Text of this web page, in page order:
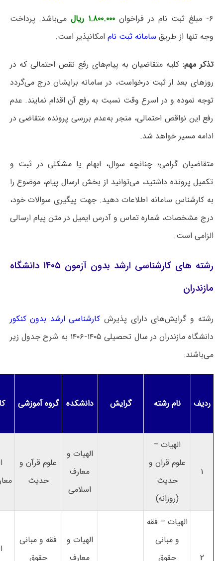
۶- مبلغ ثبت نام در فراخوان ۱.۸۰۰.۰۰۰ ریال
می‌باشد. پرداخت
وجه تنها از طریق سامانه ثبت نام امکانپذیر است.
تذکر مهم: کلیه متقاضیان به پیام‌های رفع نقص احتمالی که در
روزهای بعد از ثبت درخواست، در سامانه برایشان درج می‌گردد
توجه نموده و در اسرع وقت نسبت به رفع آن اقدام نمایند. عدم
رفع این نواقص احتمالی، منجر به‌عدم بررسی پرونده متقاضی در
ادامه مسیر خواهد شد.
متقاضیان گرامی؛ چنانچه سوال، ابهام یا مشکلی در ثبت و
تکمیل پرونده داشتید، می‌توانید از بخش ارسال پیام، موضوع را
به کارشناس سامانه اطلاعات دهید. جهت پیگیری سوالات خود،
درج مشخصات، شماره تماس و آدرس ایمیل در متن پیام ارسالی
الزامی است.
رشته های کارشناسی ارشد بدون آزمون ۱۴۰۵ دانشگاه
مازندران
رشته و گرایش‌های دارای پذیرش کارشناسی ارشد بدون کنکور
دانشگاه مازندران در سال تحصیلی ۱۴۰۵-۱۴۰۶ به شرح جدول زیر
می‌باشند:
ردیف نام رشته گرایش دانشکده گروه آموزشی
۱
الهیات –
علوم قران و
حدیث
(روزانه)
الهیات و
معارف
اسلامی
علوم قرآن و
حدیث
۲
الهیات – فقه
و مبانی
حقوق
الهیات و
معارف
فقه و مبانی
حقوق